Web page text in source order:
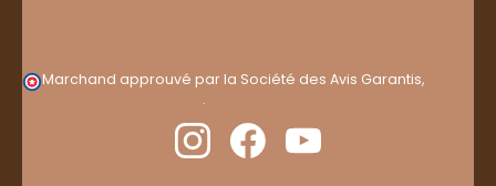
Marchand approuvé par la Société des Avis Garantis,
.